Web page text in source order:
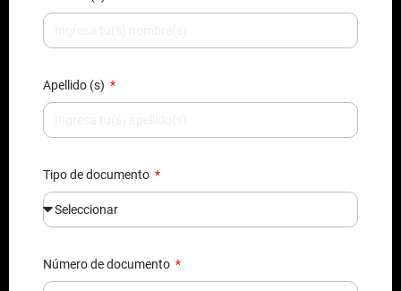
Apellido (s)
Tipo de documento
Número de documento